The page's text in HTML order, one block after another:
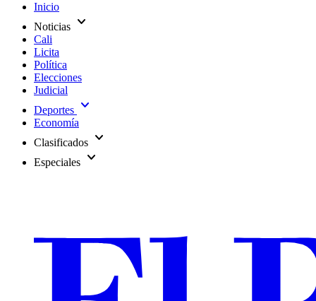
Inicio
Noticias expand_more
Cali
Licita
Política
Elecciones
Judicial
Deportes expand_more
Economía
Clasificados expand_more
Especiales expand_more